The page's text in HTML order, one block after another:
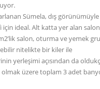
Sümela, dış
için ideal. Alt katta yer alan
salon, oturma ve yemek
nitelikte bir kiler ile
yerleşimi açısından da
olmak üzere toplam 3 adet